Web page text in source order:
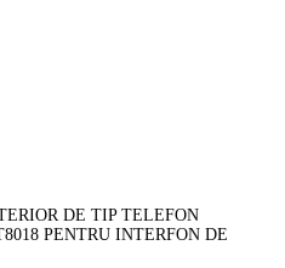
DE TIP TELEFON
PENTRU INTERFON DE